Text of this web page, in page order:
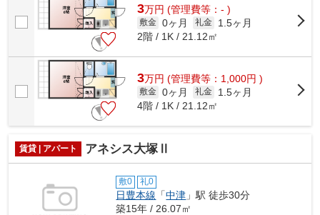
3万円 (管理費等：- )
敷金 0ヶ月 礼金
1.5ヶ月
2階 / 1K / 21.12㎡
3万円 (管理費等：1,000円 )
敷金 0ヶ月 礼金
1.5ヶ月
4階 / 1K / 21.12㎡
賃貸 | アパート アネシス大塚Ⅱ
敷0 礼0
日豊本線 「中津 」駅 徒歩30分
築15年 / 26.07㎡